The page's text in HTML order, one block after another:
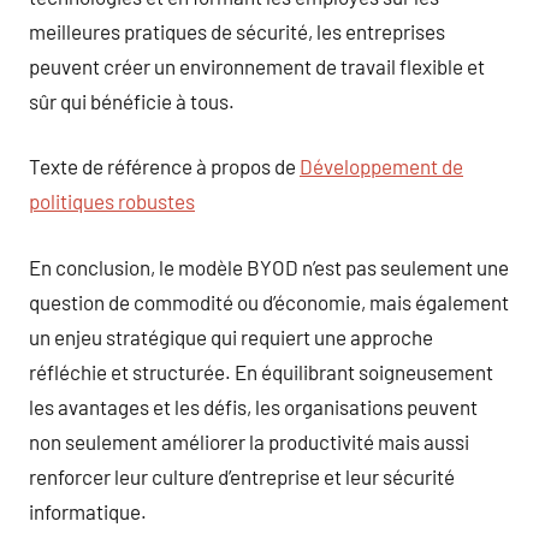
meilleures pratiques de sécurité, les entreprises
peuvent créer un environnement de travail flexible et
sûr qui bénéficie à tous.
Texte de référence à propos de Développement de
politiques robustes
En conclusion, le modèle BYOD n’est pas seulement une
question de commodité ou d’économie, mais également
un enjeu stratégique qui requiert une approche
réfléchie et structurée. En équilibrant soigneusement
les avantages et les défis, les organisations peuvent
non seulement améliorer la productivité mais aussi
renforcer leur culture d’entreprise et leur sécurité
informatique.